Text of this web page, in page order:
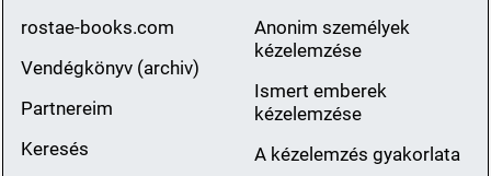
rostae-books.com
Vendégkönyv (archiv)
Partnereim
Keresés
Anonim személyek
kézelemzése
Ismert emberek
kézelemzése
A kézelemzés gyakorlata